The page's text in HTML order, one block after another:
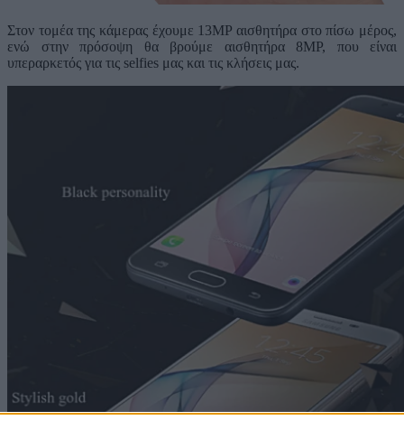
Στον τομέα της κάμερας έχουμε 13MP αισθητήρα στο πίσω μέρος,
ενώ στην πρόσοψη θα βρούμε αισθητήρα 8MP, που είναι
υπεραρκετός για τις selfies μας και τις κλήσεις μας.